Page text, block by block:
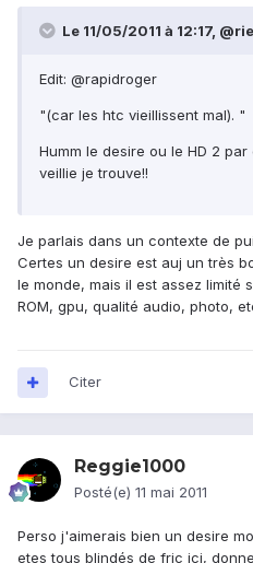
Le 11/05/2011 à 12:17,
Edit: @rapidroger
"(car les htc vieillissent mal). "
Humm le desire ou le HD 2
veillie je trouve!!
Je parlais dans un contexte de
Certes un desire est auj un très
le monde, mais il est assez limité
ROM, gpu, qualité audio, photo,
Citer
Reggie1000
Posté(e) 11 mai 2011
Perso j'aimerais bien un desire
etes tous blindés de fric ici,